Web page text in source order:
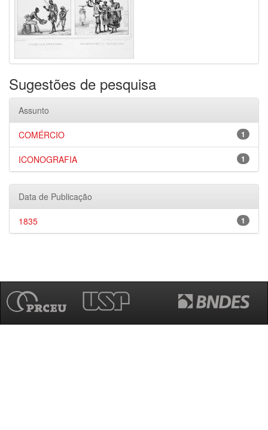
Sugestões de pesquisa
Assunto
1
COMÉRCIO
1
ICONOGRAFIA
Data de Publicação
1
1835